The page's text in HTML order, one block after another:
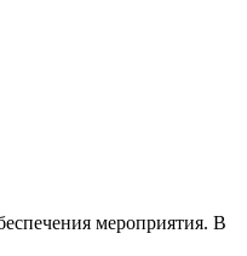
мероприятия. В